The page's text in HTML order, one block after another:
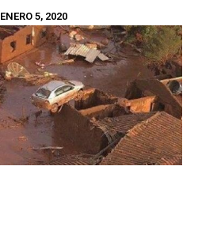
ENERO 5, 2020